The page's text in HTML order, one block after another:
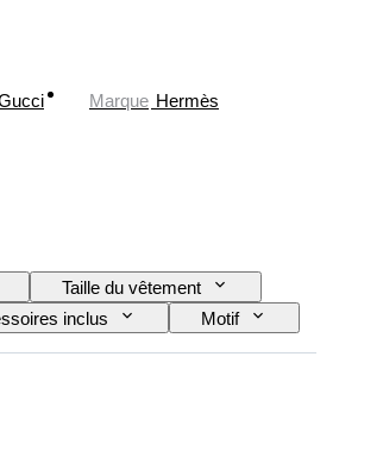
Marque Hermès
Taille du vêtement
inclus
Motif